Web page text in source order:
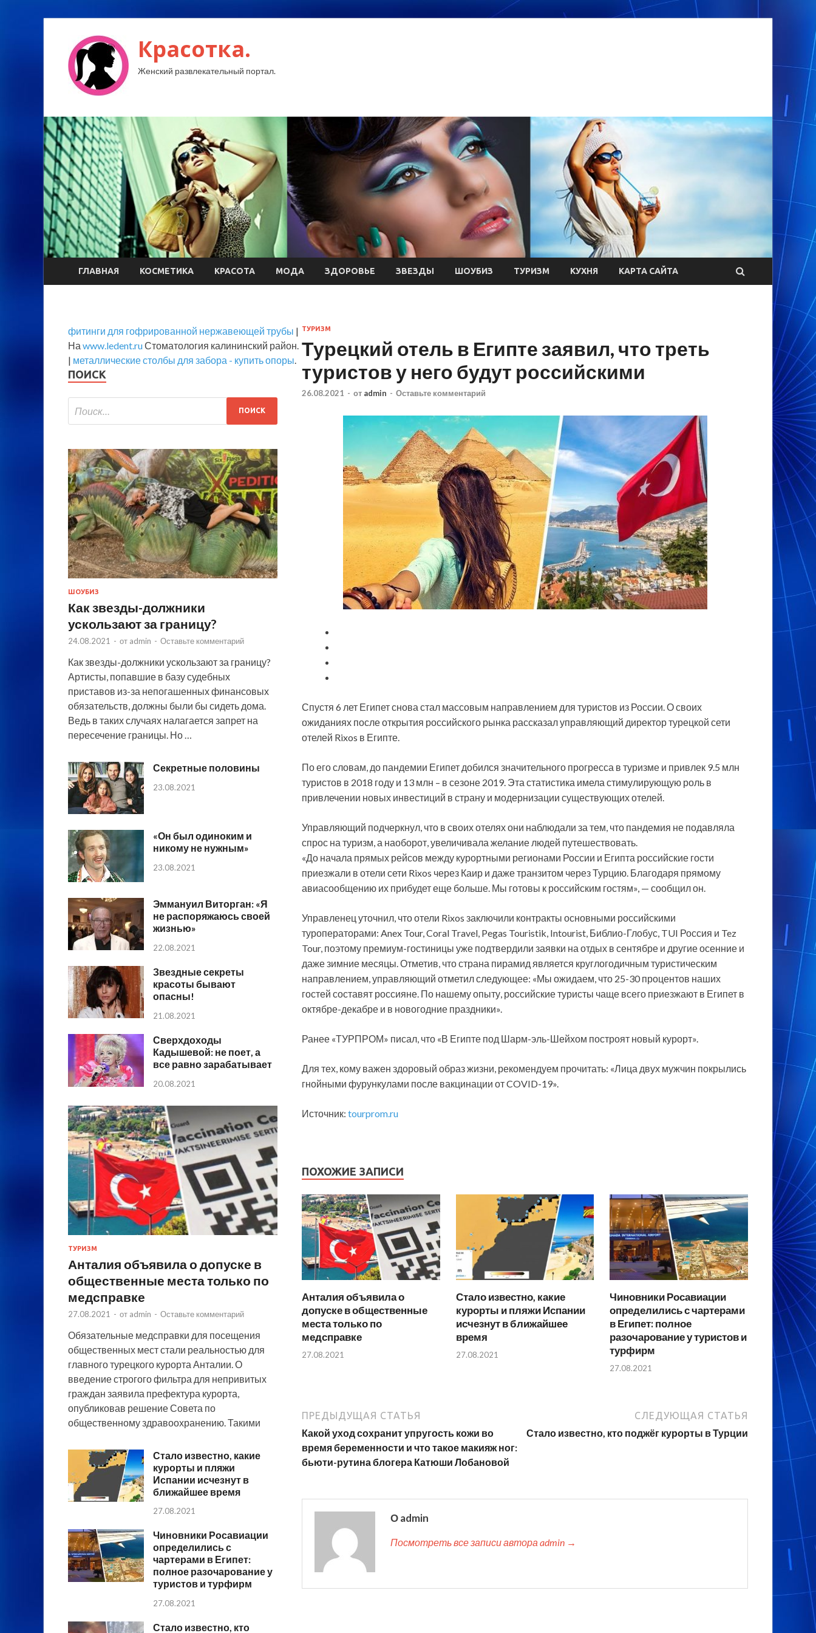
Красотка.
Женский развлекательный портал.
ГЛАВНАЯ КОСМЕТИКА КРАСОТА МОДА ЗДОРОВЬЕ ЗВЕЗДЫ ШОУБИЗ ТУРИЗМ КУХНЯ КАРТА САЙТА
ТУРИЗМ
Турецкий отель в Египте заявил, что треть
туристов у него будут российскими
26.08.2021 - от admin - Оставьте комментарий
Спустя 6 лет Египет снова стал массовым направлением для туристов из России. О своих
ожиданиях после открытия российского рынка рассказал управляющий директор турецкой сети
отелей Rixos в Египте.
По его словам, до пандемии Египет добился значительного прогресса в туризме и привлек 9.5 млн
туристов в 2018 году и 13 млн – в сезоне 2019. Эта статистика имела стимулирующую роль в
привлечении новых инвестиций в страну и модернизации существующих отелей.
Управляющий подчеркнул, что в своих отелях они наблюдали за тем, что пандемия не подавляла
спрос на туризм, а наоборот, увеличивала желание людей путешествовать.
«До начала прямых рейсов между курортными регионами России и Египта российские гости
приезжали в отели сети Rixos через Каир и даже транзитом через Турцию. Благодаря прямому
авиасообщению их прибудет еще больше. Мы готовы к российским гостям», — сообщил он.
Управленец уточнил, что отели Rixos заключили контракты основными российскими
туроператорами: Anex Tour, Coral Travel, Pegas Touristik, Intourist, Библио-Глобус, TUI Россия и Tez
Tour, поэтому премиум-гостиницы уже подтвердили заявки на отдых в сентябре и другие осенние и
даже зимние месяцы. Отметив, что страна пирамид является круглогодичным туристическим
направлением, управляющий отметил следующее: «Мы ожидаем, что 25-30 процентов наших
гостей составят россияне. По нашему опыту, российские туристы чаще всего приезжают в Египет в
октябре-декабре и в новогодние праздники».
Ранее «ТУРПРОМ» писал, что «В Египте под Шарм-эль-Шейхом построят новый курорт».
Для тех, кому важен здоровый образ жизни, рекомендуем прочитать: «Лица двух мужчин покрылись
гнойными фурункулами после вакцинации от COVID-19».
Источник: tourprom.ru
ПОХОЖИЕ ЗАПИСИ
Анталия объявила о
допуске в общественные
места только по
медсправке
27.08.2021
Стало известно, какие
курорты и пляжи Испании
исчезнут в ближайшее
время
27.08.2021
Чиновники Росавиации
определились с чартерами
в Египет: полное
разочарование у туристов и
турфирм
27.08.2021
ПРЕДЫДУЩАЯ СТАТЬЯ
Какой уход сохранит упругость кожи во
время беременности и что такое макияж ног:
бьюти-рутина блогера Катюши Лобановой
СЛЕДУЮЩАЯ СТАТЬЯ
Стало известно, кто поджёг курорты в Турции
О admin
Посмотреть все записи автора admin →
фитинги для гофрированной нержавеющей трубы |
На www.ledent.ruСтоматология калининский район.
| металлические столбы для забора - купить опоры.
ПОИСК
ШОУБИЗ
Как звезды-должники
ускользают за границу?
24.08.2021 - от admin - Оставьте комментарий
Как звезды-должники ускользают за границу?
Артисты, попавшие в базу судебных
приставов из-за непогашенных финансовых
обязательств, должны были бы сидеть дома.
Ведь в таких случаях налагается запрет на
пересечение границы. Но …
Секретные половины
23.08.2021
«Он был одиноким и
никому не нужным»
23.08.2021
Эммануил Виторган: «Я
не распоряжаюсь своей
жизнью»
22.08.2021
Звездные секреты
красоты бывают
опасны!
21.08.2021
Сверхдоходы
Кадышевой: не поет, а
все равно зарабатывает
20.08.2021
ТУРИЗМ
Анталия объявила о допуске в
общественные места только по
медсправке
27.08.2021 - от admin - Оставьте комментарий
Обязательные медсправки для посещения
общественных мест стали реальностью для
главного турецкого курорта Анталии. О
введение строгого фильтра для непривитых
граждан заявила префектура курорта,
опубликовав решение Совета по
общественному здравоохранению. Такими
Стало известно, какие
курорты и пляжи
Испании исчезнут в
ближайшее время
27.08.2021
Чиновники Росавиации
определились с
чартерами в Египет:
полное разочарование у
туристов и турфирм
27.08.2021
Стало известно, кто